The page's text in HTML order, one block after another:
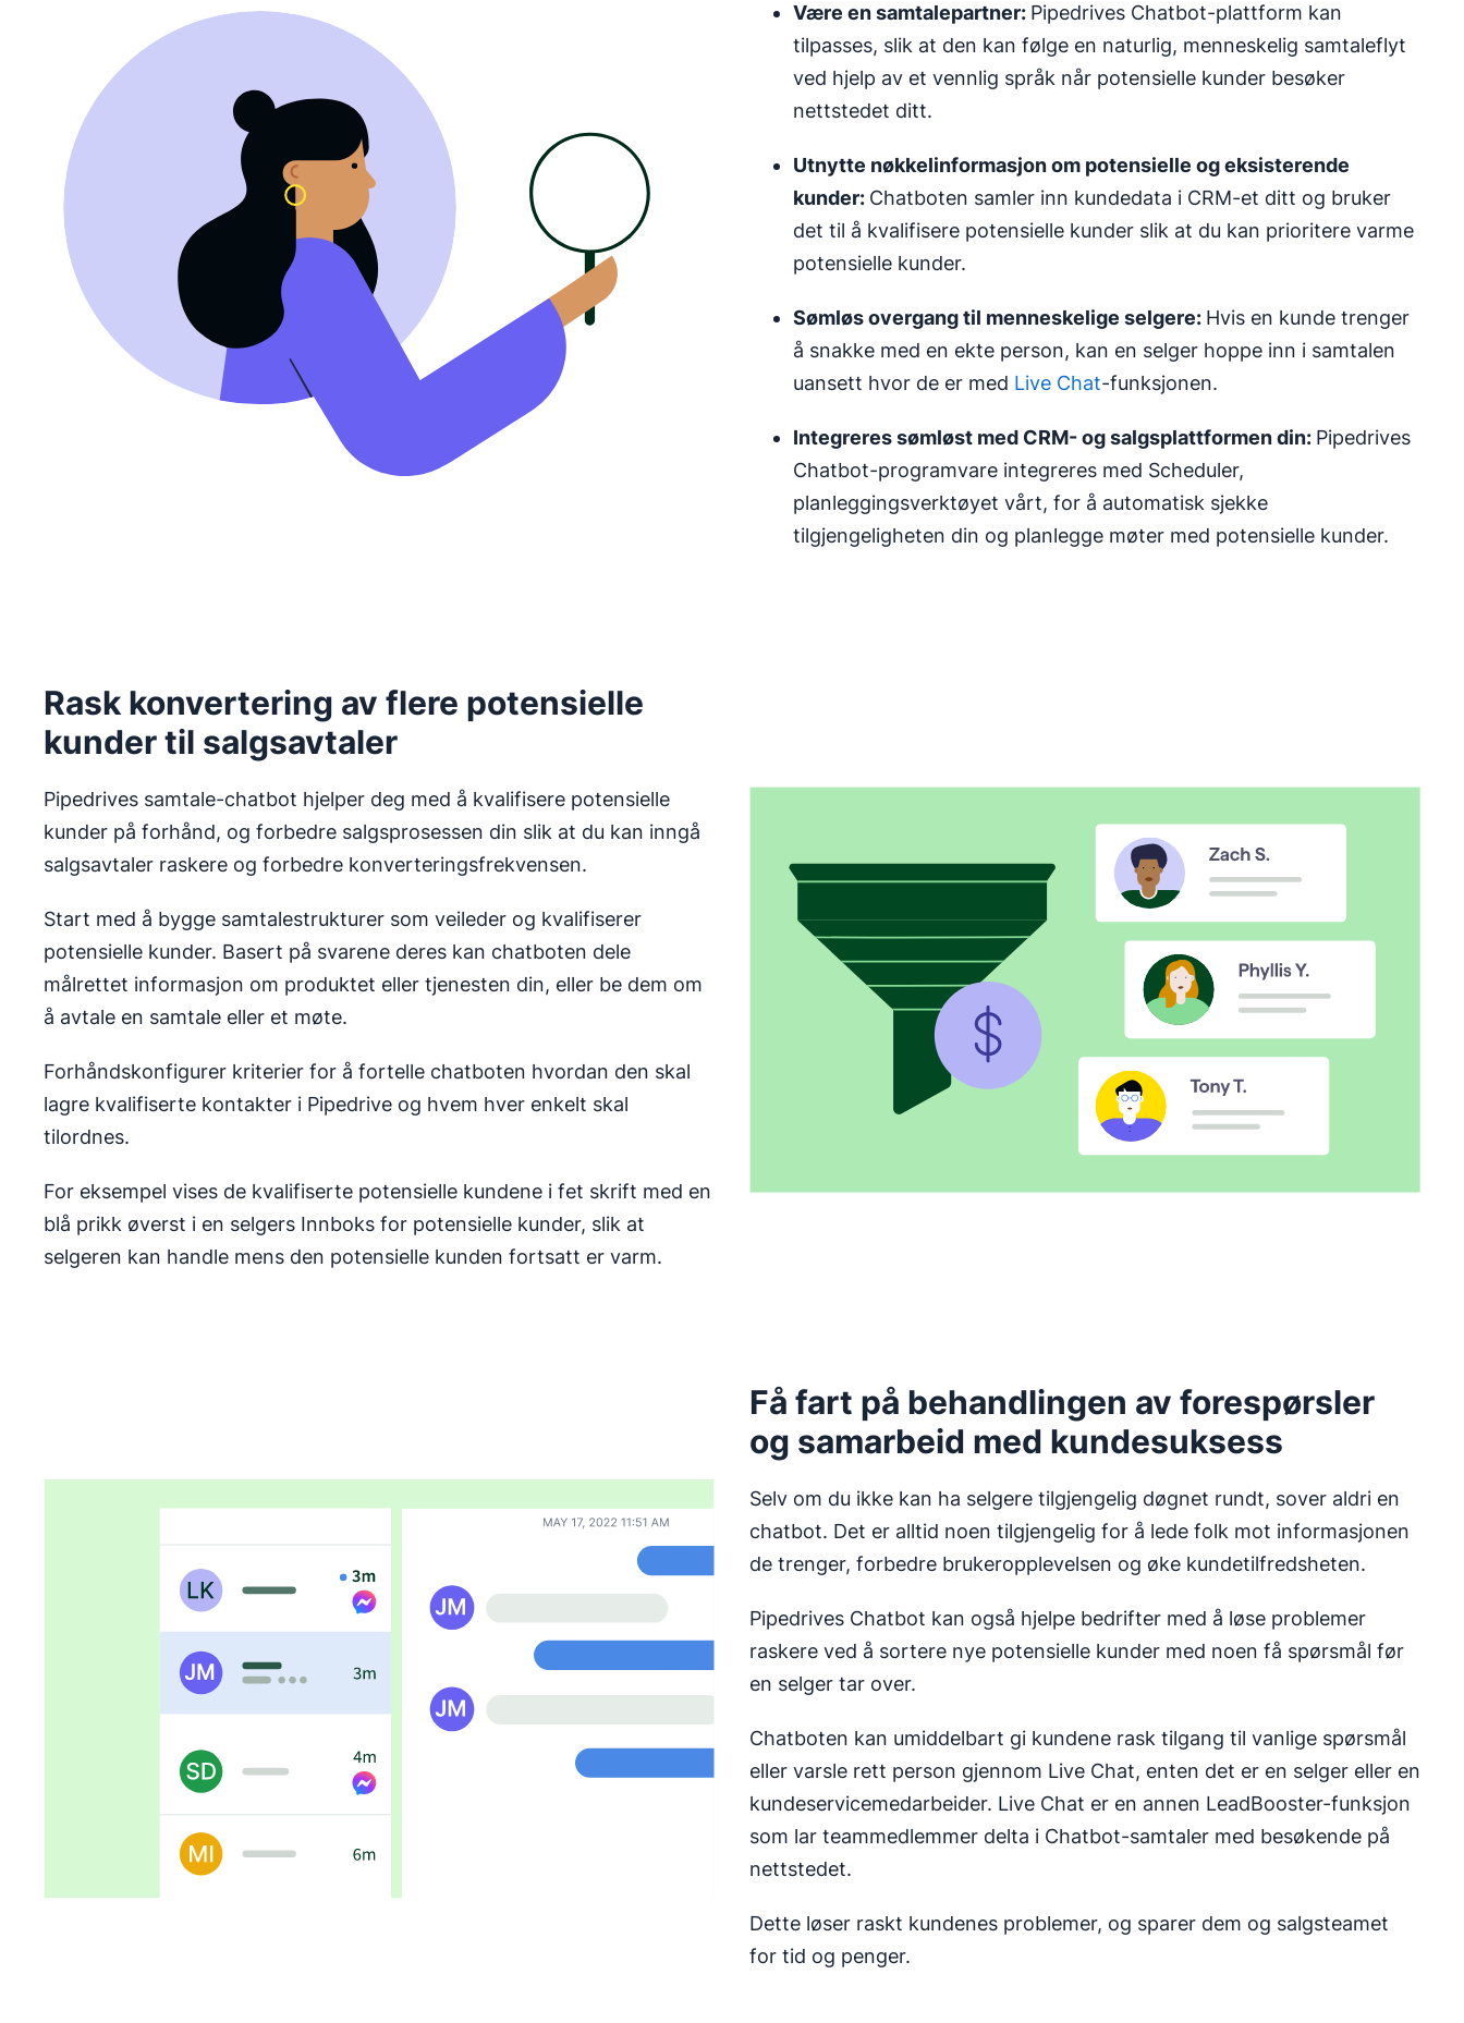
Være en samtalepartner: Pipedrives Chatbot-plattform kan
tilpasses, slik at den kan følge en naturlig, menneskelig samtaleflyt
ved hjelp av et vennlig språk når potensielle kunder besøker
nettstedet ditt.
Utnytte nøkkelinformasjon om potensielle og eksisterende
kunder: Chatboten samler inn kundedata i CRM-et ditt og bruker
det til å kvalifisere potensielle kunder slik at du kan prioritere varme
potensielle kunder.
Sømløs overgang til menneskelige selgere: Hvis en kunde trenger
å snakke med en ekte person, kan en selger hoppe inn i samtalen
uansett hvor de er med Live Chat-funksjonen.
Integreres sømløst med CRM- og salgsplattformen din: Pipedrives
Chatbot-programvare integreres med Scheduler,
planleggingsverktøyet vårt, for å automatisk sjekke
tilgjengeligheten din og planlegge møter med potensielle kunder.
Rask konvertering av flere potensielle
kunder til salgsavtaler
Pipedrives samtale-chatbot hjelper deg med å kvalifisere potensielle
kunder på forhånd, og forbedre salgsprosessen din slik at du kan inngå
salgsavtaler raskere og forbedre konverteringsfrekvensen.
Start med å bygge samtalestrukturer som veileder og kvalifiserer
potensielle kunder. Basert på svarene deres kan chatboten dele
målrettet informasjon om produktet eller tjenesten din, eller be dem om
å avtale en samtale eller et møte.
Forhåndskonfigurer kriterier for å fortelle chatboten hvordan den skal
lagre kvalifiserte kontakter i Pipedrive og hvem hver enkelt skal
tilordnes.
For eksempel vises de kvalifiserte potensielle kundene i fet skrift med en
blå prikk øverst i en selgers Innboks for potensielle kunder, slik at
selgeren kan handle mens den potensielle kunden fortsatt er varm.
Få fart på behandlingen av forespørsler
og samarbeid med kundesuksess
Selv om du ikke kan ha selgere tilgjengelig døgnet rundt, sover aldri en
chatbot. Det er alltid noen tilgjengelig for å lede folk mot informasjonen
de trenger, forbedre brukeropplevelsen og øke kundetilfredsheten.
Pipedrives Chatbot kan også hjelpe bedrifter med å løse problemer
raskere ved å sortere nye potensielle kunder med noen få spørsmål før
en selger tar over.
Chatboten kan umiddelbart gi kundene rask tilgang til vanlige spørsmål
eller varsle rett person gjennom Live Chat, enten det er en selger eller en
kundeservicemedarbeider. Live Chat er en annen LeadBooster-funksjon
som lar teammedlemmer delta i Chatbot-samtaler med besøkende på
nettstedet.
Dette løser raskt kundenes problemer, og sparer dem og salgsteamet
for tid og penger.